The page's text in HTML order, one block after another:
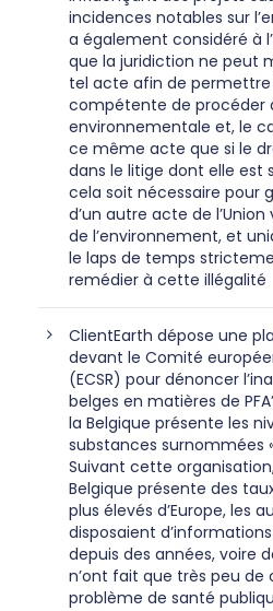
incidences notables sur
a également considéré à
que la juridiction ne peut
tel acte afin de permettre
compétente de procéder
environnementale et, le
ce même acte que si le
dans le litige dont elle est
cela soit nécessaire pour
d’un autre acte de
de l’environnement, et
le laps de temps
remédier à cette illégalité
ClientEarth dépose une
devant le Comité
(ECSR) pour dénoncer
belges en matières de
la Belgique présente les
substances surnommées
Suivant cette
Belgique présente des
plus élevés d’Europe, les
disposaient
depuis des années, voire
n’ont fait que très peu de
problème de santé